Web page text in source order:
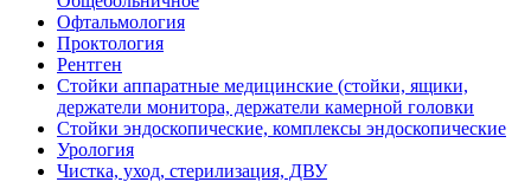
Офтальмология
Проктология
Рентген
Стойки аппаратные медицинские (стойки, ящики,
держатели монитора, держатели камерной головки
Стойки эндоскопические, комплексы эндоскопические
Урология
Чистка, уход, стерилизация, ДВУ